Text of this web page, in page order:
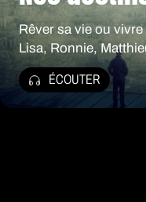
à
les
Rêver sa vie ou
Lisa, Ronnie,
croisés de la
ÉCOUTER